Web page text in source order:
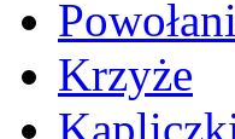
Krzyże